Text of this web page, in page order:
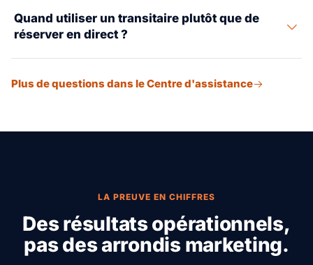
d'export, transfrontaliers et porte-à-porte.
Quand utiliser un transitaire plutôt que de
réserver en direct ?
les tronçons multiples, la coordination fournisseur ou la
Plus de questions dans le Centre d'assistance
LA PREUVE EN CHIFFRES
Des résultats opérationnels,
pas des arrondis marketing.